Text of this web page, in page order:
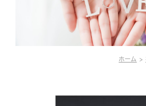
ホーム >